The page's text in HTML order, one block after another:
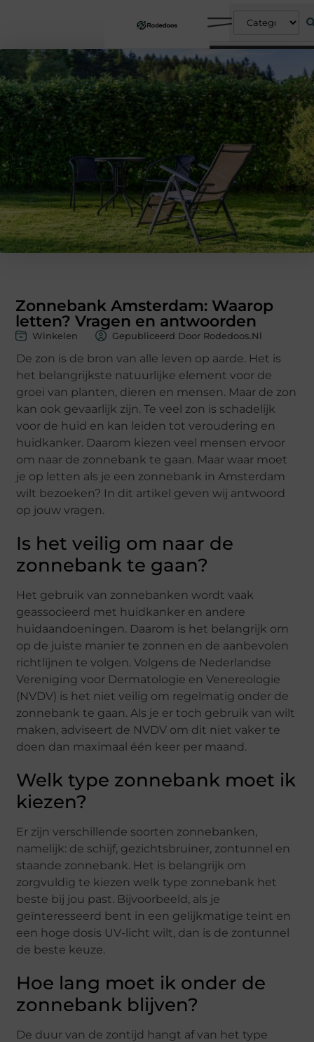
Zonnebank Amsterdam: Waarop
letten? Vragen en antwoorden
Winkelen Gepubliceerd Door Rodedoos.nl
De zon is de bron van alle leven op aarde. Het is
het belangrijkste natuurlijke element voor de
groei van planten, dieren en mensen. Maar de zon
kan ook gevaarlijk zijn. Te veel zon is schadelijk
voor de huid en kan leiden tot veroudering en
huidkanker. Daarom kiezen veel mensen ervoor
om naar de zonnebank te gaan. Maar waar moet
je op letten als je een zonnebank in Amsterdam
wilt bezoeken? In dit artikel geven wij antwoord
op jouw vragen.
Is het veilig om naar de
zonnebank te gaan?
Het gebruik van zonnebanken wordt vaak
geassocieerd met huidkanker en andere
huidaandoeningen. Daarom is het belangrijk om
op de juiste manier te zonnen en de aanbevolen
richtlijnen te volgen. Volgens de Nederlandse
Vereniging voor Dermatologie en Venereologie
(NVDV) is het niet veilig om regelmatig onder de
zonnebank te gaan. Als je er toch gebruik van wilt
maken, adviseert de NVDV om dit niet vaker te
doen dan maximaal één keer per maand.
Welk type zonnebank moet ik
kiezen?
Er zijn verschillende soorten zonnebanken,
namelijk: de schijf, gezichtsbruiner, zontunnel en
staande zonnebank. Het is belangrijk om
zorgvuldig te kiezen welk type zonnebank het
beste bij jou past. Bijvoorbeeld, als je
geïnteresseerd bent in een gelijkmatige teint en
een hoge dosis UV-licht wilt, dan is de zontunnel
de beste keuze.
Hoe lang moet ik onder de
zonnebank blijven?
De duur van de zontijd hangt af van het type